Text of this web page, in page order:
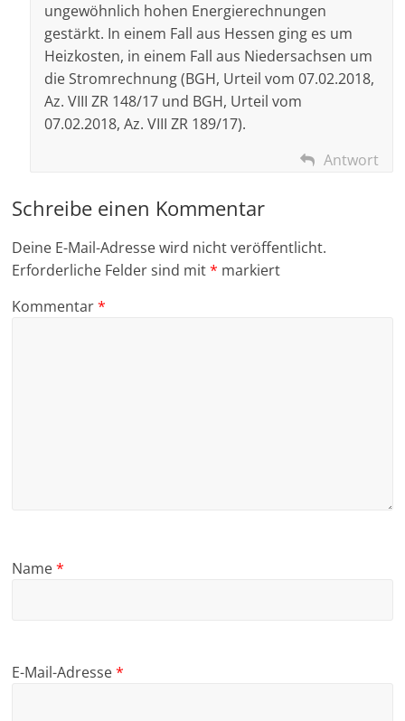
ungewöhnlich hohen Energierechnungen
gestärkt. In einem Fall aus Hessen ging es um
Heizkosten, in einem Fall aus Niedersachsen um
die Stromrechnung (BGH, Urteil vom 07.02.2018,
Az. VIII ZR 148/17 und BGH, Urteil vom
07.02.2018, Az. VIII ZR 189/17).
Antwort
Schreibe einen Kommentar
Deine E-Mail-Adresse wird nicht veröffentlicht.
Erforderliche Felder sind mit* markiert
Kommentar*
Name*
E-Mail-Adresse*